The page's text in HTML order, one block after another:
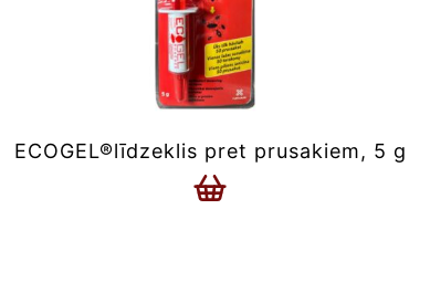
ECOGEL®līdzeklis pret prusakiem, 5 g